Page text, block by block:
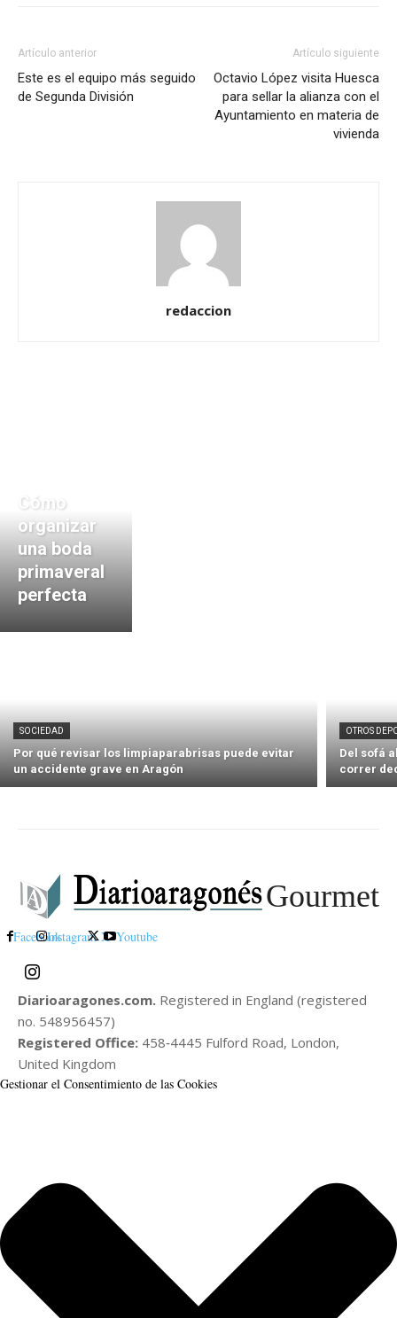
Artículo anterior
Este es el equipo más seguido
de Segunda División
Artículo siguiente
Octavio López visita Huesca
para sellar la alianza con el
Ayuntamiento en materia de
vivienda
redaccion
Cómo
organizar
una boda
primaveral
perfecta
SOCIEDAD
Por qué revisar los limpiaparabrisas puede evitar
un accidente grave en Aragón
OTROS
Del sofá
correr
Gourmet
FacebookInstagram X Youtube
Diarioaragones.com. Registered in England (registered
no. 548956457)
Registered Office: 458‑4445 Fulford Road, London,
United Kingdom
Gestionar el Consentimiento de las Cookies